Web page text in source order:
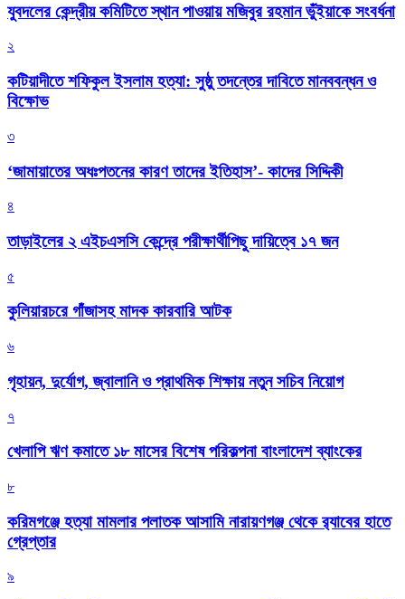
যুবদলের কেন্দ্রীয় কমিটিতে স্থান পাওয়ায় মজিবুর রহমান ভুঁইয়াকে সংবর্ধনা
২
কটিয়াদীতে শফিকুল ইসলাম হত্যা: সুষ্ঠু তদন্তের দাবিতে মানববন্ধন ও
বিক্ষোভ
৩
‘জামায়াতের অধঃপতনের কারণ তাদের ইতিহাস’- কাদের সিদ্দিকী
৪
তাড়াইলের ২ এইচএসসি কেন্দ্রে পরীক্ষার্থীপিছু দায়িত্বে ১৭ জন
৫
কুলিয়ারচরে গাঁজাসহ মাদক কারবারি আটক
৬
গৃহায়ন, দুর্যোগ, জ্বালানি ও প্রাথমিক শিক্ষায় নতুন সচিব নিয়োগ
৭
খেলাপি ঋণ কমাতে ১৮ মাসের বিশেষ পরিকল্পনা বাংলাদেশ ব্যাংকের
৮
করিমগঞ্জে হত্যা মামলার পলাতক আসামি নারায়ণগঞ্জ থেকে র‌্যাবের হাতে
গ্রেপ্তার
৯